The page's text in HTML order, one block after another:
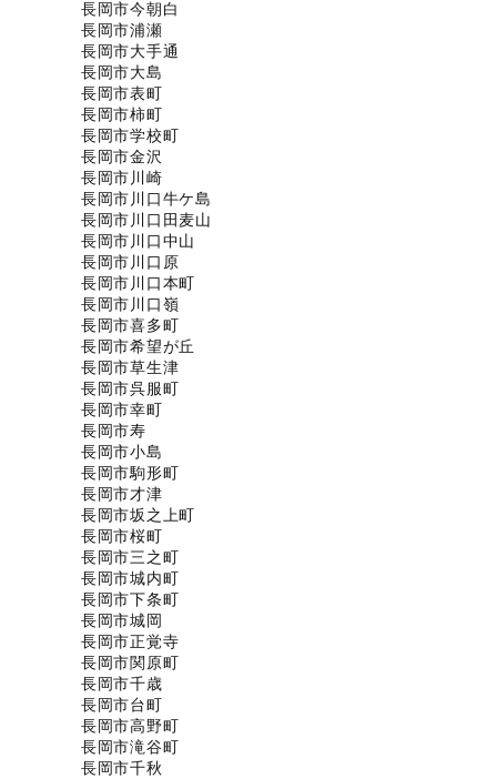
長岡市今朝白
長岡市浦瀬
長岡市大手通
長岡市大島
長岡市表町
長岡市柿町
長岡市学校町
長岡市金沢
長岡市川崎
長岡市川口牛ケ島
長岡市川口田麦山
長岡市川口中山
長岡市川口原
長岡市川口本町
長岡市川口嶺
長岡市喜多町
長岡市希望が丘
長岡市草生津
長岡市呉服町
長岡市幸町
長岡市寿
長岡市小島
長岡市駒形町
長岡市才津
長岡市坂之上町
長岡市桜町
長岡市三之町
長岡市城内町
長岡市下条町
長岡市城岡
長岡市正覚寺
長岡市関原町
長岡市千歳
長岡市台町
長岡市高野町
長岡市滝谷町
長岡市千秋